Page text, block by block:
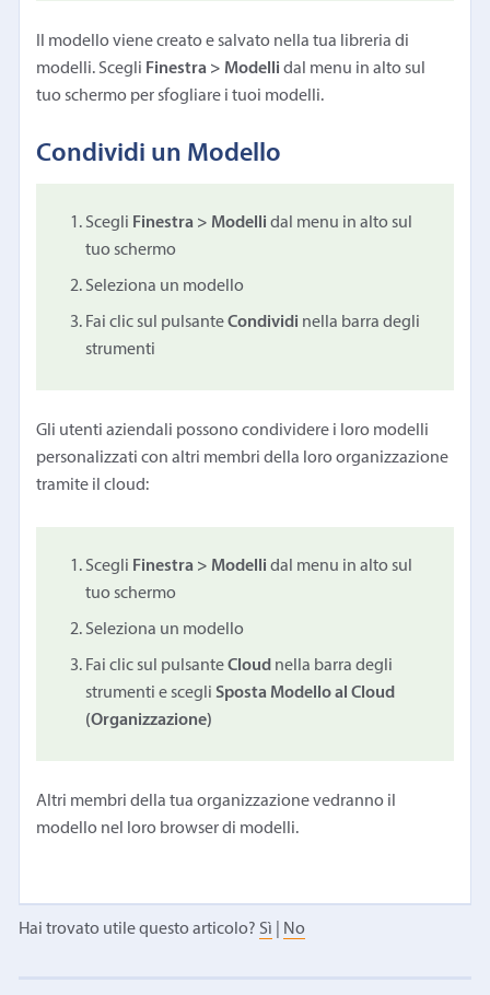
Il modello viene creato e salvato nella tua libreria di
modelli. Scegli Finestra > Modelli dal menu in alto sul
tuo schermo per sfogliare i tuoi modelli.
Condividi un Modello
Scegli Finestra > Modelli dal menu in alto sul
tuo schermo
Seleziona un modello
Fai clic sul pulsanteCondividi nella barra degli
strumenti
Gli utenti aziendali possono condividere i loro modelli
personalizzati con altri membri della loro organizzazione
tramite il cloud:
Scegli Finestra > Modelli dal menu in alto sul
tuo schermo
Seleziona un modello
Fai clic sul pulsanteCloud nella barra degli
strumenti e scegli Sposta Modello al Cloud
(Organizzazione)
Altri membri della tua organizzazione vedranno il
modello nel loro browser di modelli.
Hai trovato utile questo articolo? Sì No